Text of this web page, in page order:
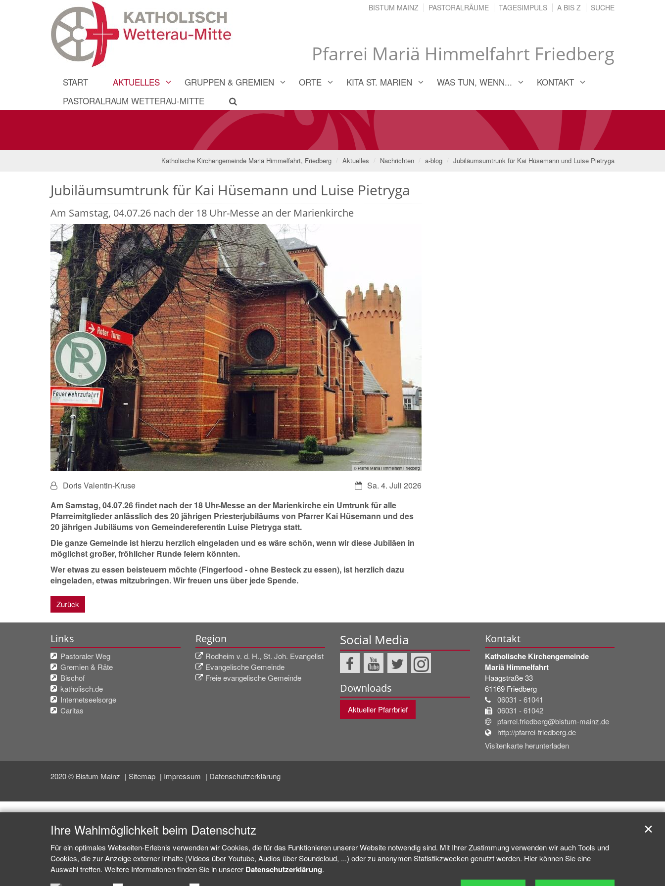
Pfarrei Mariä Himmelfahrt Friedberg
BISTUM MAINZ PASTORALRÄUME TAGESIMPULS A BIS Z SUCHE
START AKTUELLES GRUPPEN & GREMIEN ORTE KITA ST. MARIEN WAS TUN, WENN...
KONTAKT
PASTORALRAUM WETTERAU-MITTE
Katholische Kirchengemeinde Mariä Himmelfahrt, Friedberg Aktuelles Nachrichten a-blog Jubiläumsumtrunk für Kai Hüsemann und Luise Pietryga
Jubiläumsumtrunk für Kai Hüsemann und Luise Pietryga
Am Samstag, 04.07.26 nach der 18 Uhr-Messe an der Marienkirche
© Pfarrei Mariä Himmelfahrt Friedberg
Datum:Sa. 4. Juli 2026
Von:Doris Valentin-Kruse
AmSamstag, 04.07.26findet nach der 18 Uhr-Messean der Marienkirche ein Umtrunk für alle
Pfarreimitglieder anlässlich des20 jährigen Priesterjubiläums von Pfarrer Kai Hüsemann und des
20 jährigen Jubiläums von Gemeindereferentin Luise Pietrygastatt.
Die ganze Gemeinde ist hierzu herzlich eingeladen und es wäre schön, wenn wir diese Jubiläen in
möglichst großer, fröhlicher Runde feiern könnten.
Wer etwas zu essen beisteuern möchte (Fingerfood - ohne Besteck zu essen), ist herzlich dazu
eingeladen, etwas mitzubringen. Wir freuen uns über jede Spende.
Zurück
Links
Pastoraler Weg
Gremien & Räte
Bischof
katholisch.de
Internetseelsorge
Caritas
Region
Rodheim v. d. H., St. Joh. Evangelist
Evangelische Gemeinde
Freie evangelische Gemeinde
Social Media
Downloads
Aktueller Pfarrbrief
Kontakt
Katholische Kirchengemeinde
Mariä Himmelfahrt
Haagstraße 33
61169 Friedberg
06031 - 61041
06031 - 61042
pfarrei.friedberg@bistum-mainz.de
http://pfarrei-friedberg.de
Visitenkarte herunterladen
2020 © Bistum Mainz Sitemap Impressum Datenschutzerklärung
Ihre Wahlmöglichkeit beim Datenschutz
Für ein optimales Webseiten-Erlebnis verwenden wir Cookies, die für das Funktionieren unserer Website notwendig sind. Mit Ihrer Zustimmung verwenden wir auch Tools und
Cookies, die zur Anzeige externer Inhalte (Videos über Youtube, Audios über Soundcloud, ...) oder zu anonymen Statistikzwecken genutzt werden. Hier können Sie eine
Auswahl treffen. Weitere Informationen finden Sie in unserer Datenschutzerklärung.
✕